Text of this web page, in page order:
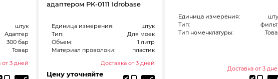
штук
Адаптер
300 бар
Товар
от 3 дней
адаптером PK-0111 Idrobase
Единица измерения:
штук
Тип:
Для моек
Объем:
1 литр
Материал проволоки:
пластик
Доставка от 3 дней
Цену уточняйте
Единица измерения:
Тип:
Тип номенклатуры:
Доставка от 3